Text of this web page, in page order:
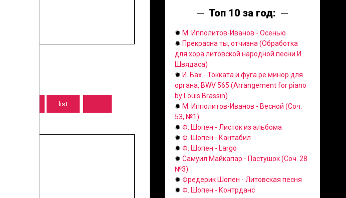
Топ 10 за год:
✹ М. Ипполитов-Иванов - Осенью
✹ Прекрасна ты, отчизна (Обработка
для хора литовской народной песни И.
Швядаса)
✹ И. Бах - Токката и фуга ре минор для
органа, BWV 565 (Arrangement for piano
by Louis Brassin)
✹ М. Ипполитов-Иванов - Весной (Соч.
53, №1)
✹ Ф. Шопен - Листок из альбома
✹ Ф. Шопен - Кантабил
✹ Ф. Шопен - Largo
✹ Самуил Майкапар - Пастушок (Соч. 28
№3)
✹ Фредерик Шопен - Литовская песня
✹ Ф. Шопен - Контрданс